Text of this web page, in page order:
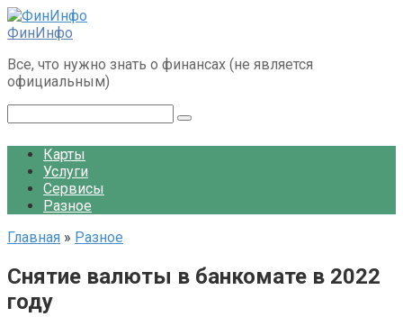
Перейти
к
ФинИнфо
Все, что нужно знать о финансах (не является
официальным)
Карты
Услуги
Сервисы
Разное
Главная » Разное
Снятие валюты в банкомате в 2022
году